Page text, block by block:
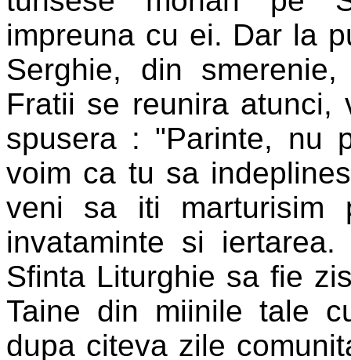
impreuna cu ei. Dar la
Serghie, din
Fratii se reunira
spusera : "Parinte, nu
voim ca tu sa
veni sa iti marturisim
invataminte si
Sfinta Liturghie sa fie
Taine din miinile tale
dupa citeva zile